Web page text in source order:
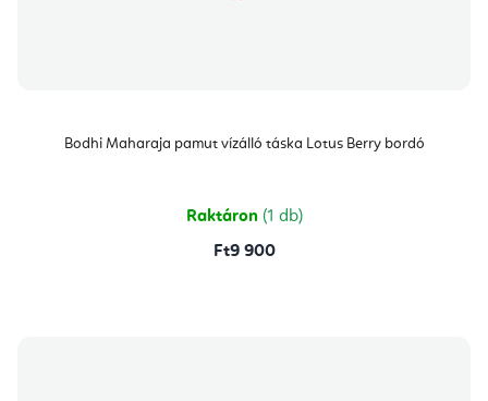
Bodhi Maharaja pamut vízálló táska Lotus Berry bordó
Raktáron (1 db)
Ft9 900